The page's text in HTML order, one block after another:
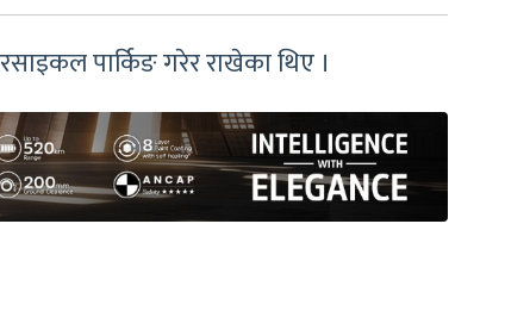
पार्किङ गरेर राखेका थिए ।